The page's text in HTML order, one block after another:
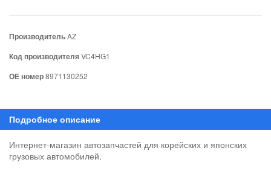
ПроизводительAZ
Код производителяVC4HG1
ОЕ номер8971130252
Интернет-магазин автозапчастей для корейских и японских
грузовых автомобилей.